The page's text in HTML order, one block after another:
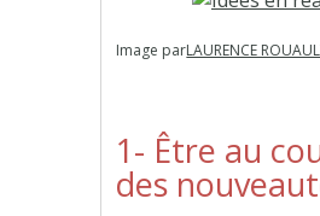
Image parLAURENCE
1- Être au
des